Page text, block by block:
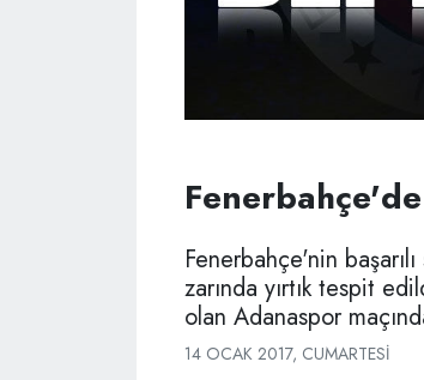
Fenerbahçe'nin
zarında yırtık tespit
olan Adanaspor
14 OCAK 2017, CUMARTESI